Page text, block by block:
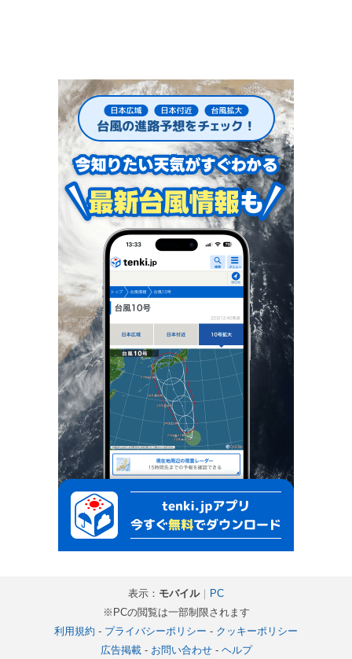
表示： モバイル｜ PC
※PCの閲覧は一部制限されます
利用規約 - プライバシーポリシー - クッキーポリシー
広告掲載- お問い合わせ- ヘルプ